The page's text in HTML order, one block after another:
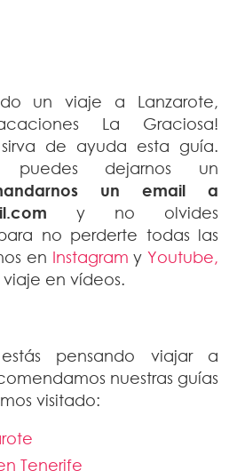
un viaje a Lanzarote,
La Graciosa!
de ayuda esta guía.
puedes dejarnos un
un email a
y no olvides
no perderte todas las
en Instagram y Youtube,
en vídeos.
pensando viajar a
nuestras guías
visitado:
Tenerife